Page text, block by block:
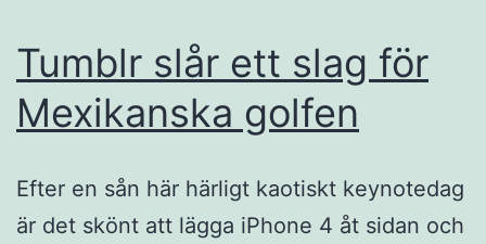
Tumblr slår ett slag för
Mexikanska golfen
Efter en sån här härligt kaotiskt keynotedag
är det skönt att lägga iPhone 4 åt sidan och